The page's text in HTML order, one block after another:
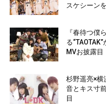
スケシーン
『春待つ僕
る
MVお披露目
杉野遥亮×横
音とキス寸
目